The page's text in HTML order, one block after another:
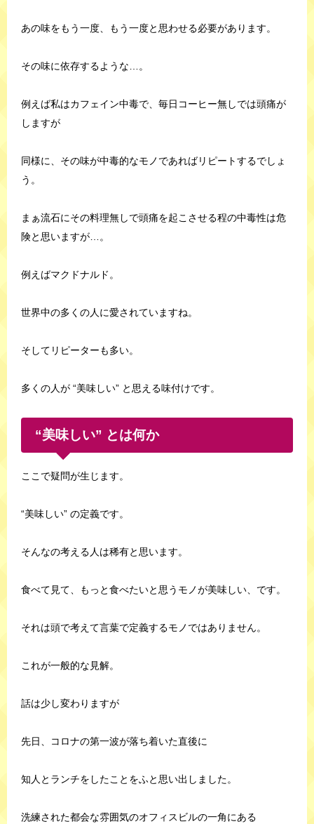
あの味をもう一度、もう一度と思わせる必要があります。
その味に依存するような…。
例えば私はカフェイン中毒で、毎日コーヒー無しでは頭痛が
しますが
同様に、その味が中毒的なモノであればリピートするでしょ
う。
まぁ流石にその料理無しで頭痛を起こさせる程の中毒性は危
険と思いますが…。
例えばマクドナルド。
世界中の多くの人に愛されていますね。
そしてリピーターも多い。
多くの人が “美味しい” と思える味付けです。
“美味しい” とは何か
ここで疑問が生じます。
“美味しい” の定義です。
そんなの考える人は稀有と思います。
食べて見て、もっと食べたいと思うモノが美味しい、です。
それは頭で考えて言葉で定義するモノではありません。
これが一般的な見解。
話は少し変わりますが
先日、コロナの第一波が落ち着いた直後に
知人とランチをしたことをふと思い出しました。
洗練された都会な雰囲気のオフィスビルの一角にある